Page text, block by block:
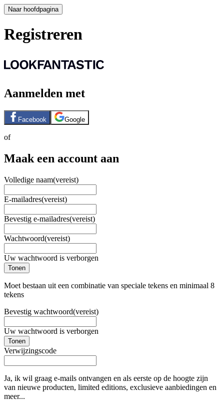
Naar hoofdpagina
Registreren
Aanmelden met
Facebook Google
of
Maak een account aan
Volledige naam(vereist)
E-mailadres(vereist)
Bevestig e-mailadres(vereist)
Wachtwoord(vereist)
Uw wachtwoord is verborgen
Tonen
Moet bestaan uit een combinatie van speciale tekens en minimaal 8
tekens
Bevestig wachtwoord(vereist)
Uw wachtwoord is verborgen
Tonen
Verwijzingscode
Ja, ik wil graag e-mails ontvangen en als eerste op de hoogte zijn
van nieuwe producten, limited editions, exclusieve aanbiedingen en
meer...